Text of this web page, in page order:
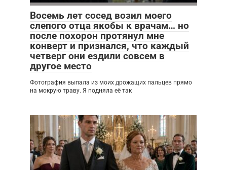
Восемь лет сосед возил моего
слепого отца якобы к врачам… но
после похорон протянул мне
конверт и признался, что каждый
четверг они ездили совсем в
другое место
Фотография выпала из моих дрожащих пальцев прямо
на мокрую траву. Я подняла её так